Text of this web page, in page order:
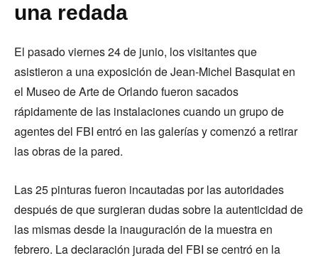
una redada
El pasado viernes 24 de junio, los visitantes que
asistieron a una exposición de Jean-Michel Basquiat en
el Museo de Arte de Orlando fueron sacados
rápidamente de las instalaciones cuando un grupo de
agentes del FBI entró en las galerías y comenzó a retirar
las obras de la pared.
Las 25 pinturas fueron incautadas por las autoridades
después de que surgieran dudas sobre la autenticidad de
las mismas desde la inauguración de la muestra en
febrero. La declaración jurada del FBI se centró en la